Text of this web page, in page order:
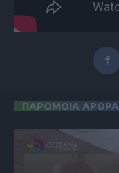
ΠΑΡΟΜΟΙΑ ΑΡΘΡΑ